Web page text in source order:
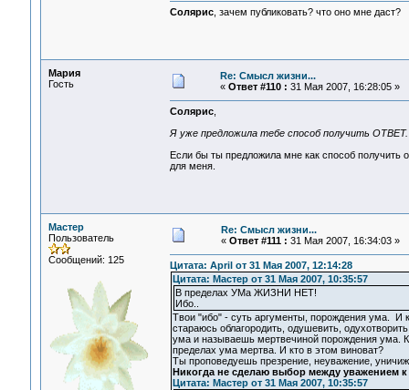
Солярис, зачем публиковать? что оно мне даст?
Мария
Гость
Re: Смысл жизни...
« Ответ #110 : 31 Мая 2007, 16:28:05 »
Солярис,
Я уже предложила тебе способ получить ОТВЕТ.
Если бы ты предложила мне как способ
для меня.
Мастер
Пользователь
Сообщений: 125
Re: Смысл жизни...
« Ответ #111 : 31 Мая 2007, 16:34:03 »
Цитата: April от 31 Мая 2007, 12:14:28
Цитата: Мастер от 31 Мая 2007, 10:35:57
В пределах УМа ЖИЗНИ НЕТ!
Ибо..
Твои "ибо" - суть аргументы, порождения ума. И
стараюсь облагородить, одушевить,
ума и называешь мертвечиной порождения ума.
пределах ума мертва. И кто в этом виноват?
Ты проповедуешь презрение, неуважение,
Никогда не сделаю выбор между уважением
Цитата: Мастер от 31 Мая 2007, 10:35:57